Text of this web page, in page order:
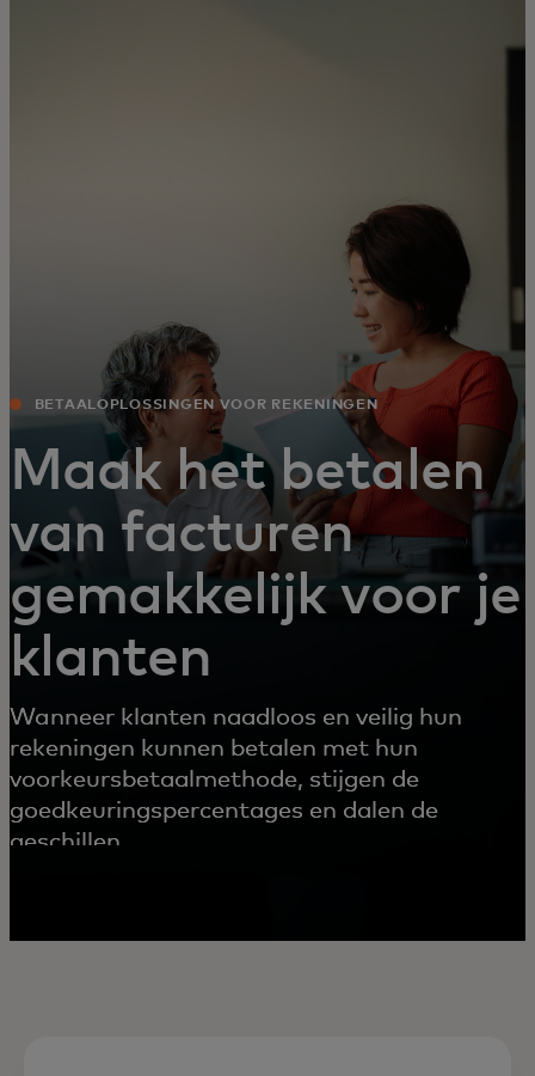
Nieuws en trends
BETAALOPLOSSINGEN VOOR REKENINGEN
Maak het betalen
van facturen
gemakkelijk voor je
klanten
Wanneer klanten naadloos en veilig hun
rekeningen kunnen betalen met hun
voorkeursbetaalmethode, stijgen de
goedkeuringspercentages en dalen de
geschillen.